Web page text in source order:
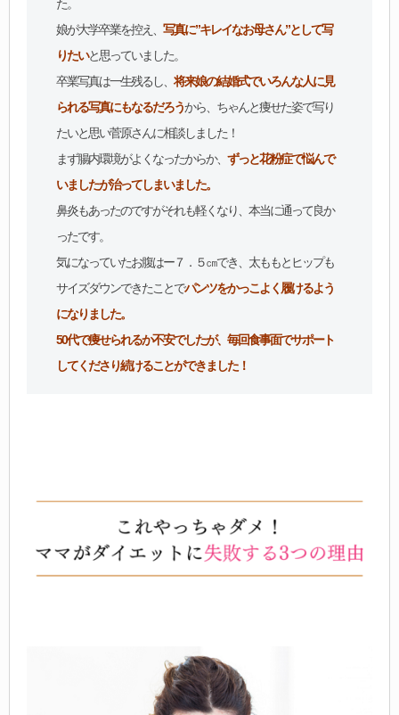
た。
娘が大学卒業を控え、写真に”キレイなお母さん”として写
りたいと思っていました。
卒業写真は一生残るし、将来娘の結婚式でいろんな人に見
られる写真にもなるだろうから、ちゃんと痩せた姿で写り
たいと思い菅原さんに相談しました！
まず腸内環境がよくなったからか、ずっと花粉症で悩んで
いましたが治ってしまいました。
鼻炎もあったのですがそれも軽くなり、本当に通って良か
ったです。
気になっていたお腹はー７．５㎝でき、太ももとヒップも
サイズダウンできたことでパンツをかっこよく履けるよう
になりました。
50代で痩せられるか不安でしたが、毎回食事面でサポート
してくださり続けることができました！